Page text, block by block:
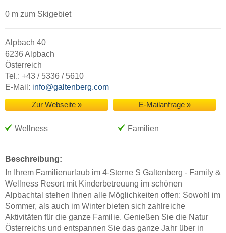
0 m zum Skigebiet
Alpbach 40
6236 Alpbach
Österreich
Tel.: +43 / 5336 / 5610
E-Mail: info@galtenberg.com
Zur Webseite » E-Mailanfrage »
Wellness Familien
Beschreibung:
In Ihrem Familienurlaub im 4-Sterne S Galtenberg - Family &
Wellness Resort mit Kinderbetreuung im schönen
Alpbachtal stehen Ihnen alle Möglichkeiten offen: Sowohl im
Sommer, als auch im Winter bieten sich zahlreiche
Aktivitäten für die ganze Familie. Genießen Sie die Natur
Österreichs und entspannen Sie das ganze Jahr über in